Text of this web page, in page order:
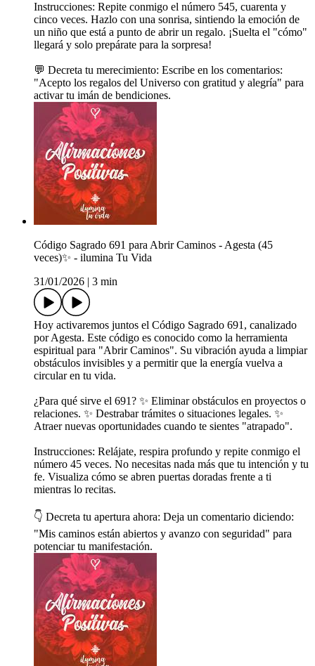
Instrucciones: Repite conmigo el número 545, cuarenta y
cinco veces. Hazlo con una sonrisa, sintiendo la emoción de
un niño que está a punto de abrir un regalo. ¡Suelta el "cómo"
llegará y solo prepárate para la sorpresa!
💬 Decreta tu merecimiento: Escribe en los comentarios:
"Acepto los regalos del Universo con gratitud y alegría" para
activar tu imán de bendiciones.
Código Sagrado 691 para Abrir Caminos - Agesta (45
veces)✨ - ilumina Tu Vida
31/01/2026
3 min
Hoy activaremos juntos el Código Sagrado 691, canalizado
por Agesta. Este código es conocido como la herramienta
espiritual para "Abrir Caminos". Su vibración ayuda a limpiar
obstáculos invisibles y a permitir que la energía vuelva a
circular en tu vida.
¿Para qué sirve el 691? ✨ Eliminar obstáculos en proyectos o
relaciones. ✨ Destrabar trámites o situaciones legales. ✨
Atraer nuevas oportunidades cuando te sientes "atrapado".
Instrucciones: Relájate, respira profundo y repite conmigo el
número 45 veces. No necesitas nada más que tu intención y tu
fe. Visualiza cómo se abren puertas doradas frente a ti
mientras lo recitas.
👇 Decreta tu apertura ahora: Deja un comentario diciendo:
"Mis caminos están abiertos y avanzo con seguridad" para
potenciar tu manifestación.